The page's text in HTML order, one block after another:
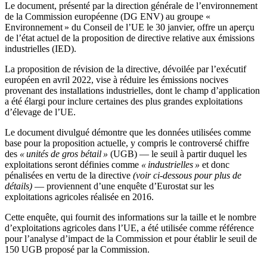
Le document, présenté par la direction générale de l’environnement
de la Commission européenne (DG ENV) au groupe «
Environnement » du Conseil de l’UE le 30 janvier, offre un aperçu
de l’état actuel de la proposition de directive relative aux émissions
industrielles (IED).
La proposition de révision de la directive, dévoilée par l’exécutif
européen en avril 2022, vise à réduire les émissions nocives
provenant des installations industrielles, dont le champ d’application
a été élargi pour inclure certaines des plus grandes exploitations
d’élevage de l’UE.
Le document divulgué démontre que les données utilisées comme
base pour la proposition actuelle, y compris le controversé chiffre
des « unités de gros bétail » (UGB) — le seuil à partir duquel les
exploitations seront définies comme « industrielles » et donc
pénalisées en vertu de la directive (voir ci-dessous pour plus de
détails) — proviennent d’une enquête d’Eurostat sur les
exploitations agricoles réalisée en 2016.
Cette enquête, qui fournit des informations sur la taille et le nombre
d’exploitations agricoles dans l’UE, a été utilisée comme référence
pour l’analyse d’impact de la Commission et pour établir le seuil de
150 UGB proposé par la Commission.